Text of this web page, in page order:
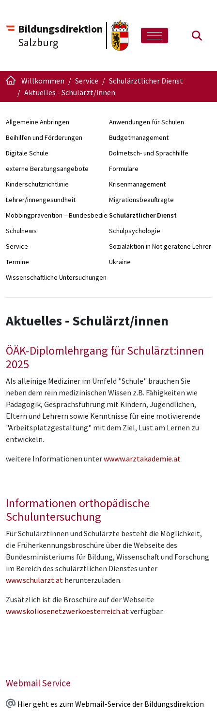
Bildungsdirektion
Salzburg
Willkommen Service
Schulärztlicher Dienst
Aktuelles - Schulärzt/innen
Allgemeine Anbringen
Anwendungen für Schulen
Beihilfen und Förderungen
Budgetmanagement
Digitale Schule
Dolmetsch- und Sprachhilfe
externe Beratungsangebote
Formulare
Kinderschutzrichtlinie
Krisenmanagement
Lehrer/innengesundheit
Migrationsbeauftragte
Mobbingprävention – Bundesbedienstete an Schulen
Schulärztlicher Dienst
Schulnews
Schulpsychologie
Service
Sozialaktion in Not geratene Lehrer/
Termine
Ukraine
Wissenschaftliche Untersuchungen
Aktuelles - Schulärzt/innen
ÖÄK-Diplomlehrgang für Schulärzt:innen
2025
Als alleinige Mediziner im Umfeld "Schule" brauchen Sie
neben dem rein medizinischen Wissen z.B. Fähigkeiten wie
Pädagogik, Gesprächsführung mit Kindern, Jugendlichen,
Eltern und Lehrern sowie Kenntnisse für eine motivierende
"Arbeitsplatzgestaltung" mit dem Ziel, Lust am Lernen zu
entwickeln.
weitere Informationen unterwwww.arztakademie.at
Informationen orthopädische
Schuluntersuchung
Für Schulärztinnen und Schulärzte besteht die Möglichkeit,
die Früherkennungsbroschüre über die Webseite des
Bundesministeriums für Bildung, Wissenschaft und Forschung
im Bereich des schulärztlichen Dienstes unter
www.schularzt.at herunterzuladen.
Zusätzlich ist die Broschüre auf der Webseite
www.skoliosenetzwerkoesterreich.at verfügbar.
Webmail Service
Hier geht es zum Webmail-Service der Bildungsdirektion